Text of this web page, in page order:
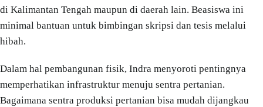
di Kalimantan Tengah maupun di daerah lain. Beasiswa ini
minimal bantuan untuk bimbingan skripsi dan tesis melalui
hibah.
Dalam hal pembangunan fisik, Indra menyoroti pentingnya
memperhatikan infrastruktur menuju sentra pertanian.
Bagaimana sentra produksi pertanian bisa mudah dijangkau